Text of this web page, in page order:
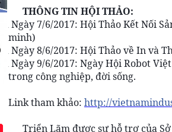
THÔNG TIN HỘI THẢO:
Ngày 7/6/2017: Hội Thảo Kết Nối
minh)
Ngày 8/6/2017: Hội Thảo về In và
Ngày 9/6/2017: Ngày Hội Robot
trong công nghiệp, đời sống.
Link tham khảo: http://
Triển Lãm được sự hỗ trợ của